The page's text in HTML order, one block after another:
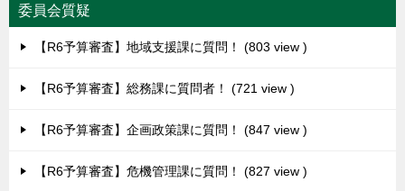
委員会質疑
【R6予算審査】地域支援課に質問！ 803 view
【R6予算審査】総務課に質問者！ 721 view
【R6予算審査】企画政策課に質問！ 847 view
【R6予算審査】危機管理課に質問！ 827 view